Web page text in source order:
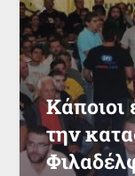
Κάποιοι
την